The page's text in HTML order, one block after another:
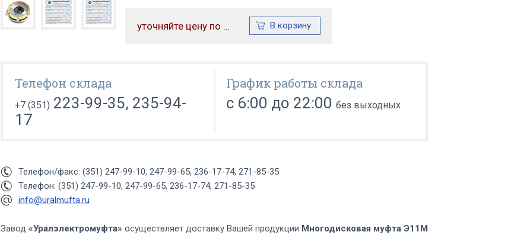
уточняйте цену по телефону
Телефон склада
+7 (351) 223-99-35, 235-94-
17
График работы склада
с 6:00 до 22:00 без выходных
Телефон/факс: (351) 247-99-10, 247-99-65, 236-17-74, 271-85-35
Телефон: (351) 247-99-10, 247-99-65, 236-17-74, 271-85-35
info@uralmufta.ru
Завод «Уралэлектромуфта» осуществляет доставку Вашей продукции Многодисковая муфта Э11М